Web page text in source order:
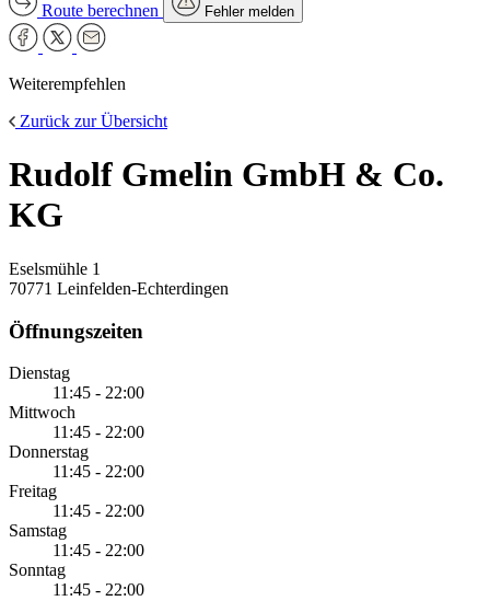
Route berechnen Fehler melden
Weiterempfehlen
Zurück zur Übersicht
Rudolf Gmelin GmbH & Co.
KG
Eselsmühle 1
70771 Leinfelden-Echterdingen
Öffnungszeiten
Dienstag
11:45 - 22:00
Mittwoch
11:45 - 22:00
Donnerstag
11:45 - 22:00
Freitag
11:45 - 22:00
Samstag
11:45 - 22:00
Sonntag
11:45 - 22:00